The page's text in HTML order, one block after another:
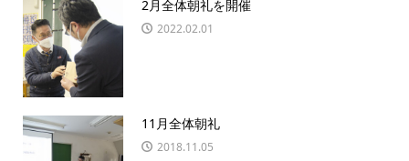
2月全体朝礼を開催
2022.02.01
11月全体朝礼
2018.11.05